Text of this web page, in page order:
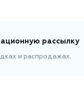
рассылку
и распродажах.